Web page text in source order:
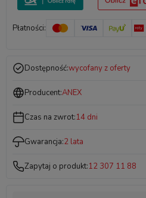
Płatności:
Dostępność:wycofany z oferty
Producent:ANEX
Czas na zwrot:14 dni
Gwarancja:2 lata
Zapytaj o produkt:12 307 11 88